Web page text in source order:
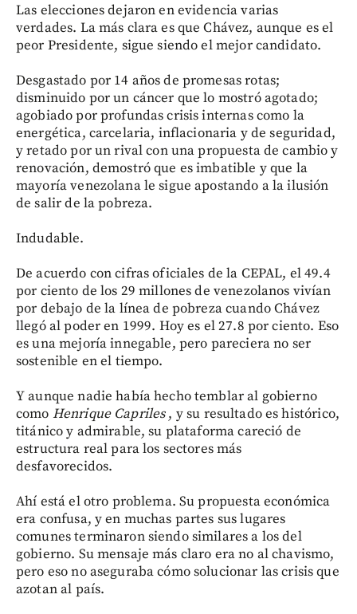
Las elecciones dejaron en evidencia varias
verdades. La más clara es que Chávez, aunque es el
peor Presidente, sigue siendo el mejor candidato.
Desgastado por 14 años de promesas rotas;
disminuido por un cáncer que lo mostró agotado;
agobiado por profundas crisis internas como la
energética, carcelaria, inflacionaria y de seguridad,
y retado por un rival con una propuesta de cambio y
renovación, demostró que es imbatible y que la
mayoría venezolana le sigue apostando a la ilusión
de salir de la pobreza.
Indudable.
De acuerdo con cifras oficiales de la CEPAL, el 49.4
por ciento de los 29 millones de venezolanos vivían
por debajo de la línea de pobreza cuando Chávez
llegó al poder en 1999. Hoy es el 27.8 por ciento. Eso
es una mejoría innegable, pero pareciera no ser
sostenible en el tiempo.
Y aunque nadie había hecho temblar al gobierno
como Henrique Capriles, y su resultado es histórico,
titánico y admirable, su plataforma careció de
estructura real para los sectores más
desfavorecidos.
Ahí está el otro problema. Su propuesta económica
era confusa, y en muchas partes sus lugares
comunes terminaron siendo similares a los del
gobierno. Su mensaje más claro era no al chavismo,
pero eso no aseguraba cómo solucionar las crisis que
azotan al país.